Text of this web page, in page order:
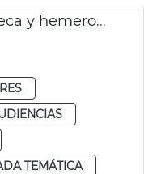
Carta de servicios biblioteca y hemeroteca
TEMÁTICA